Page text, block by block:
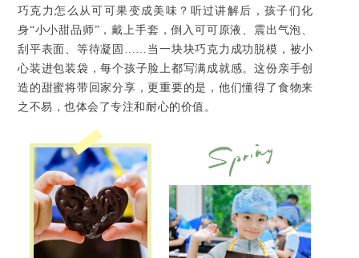
巧克力怎么从可可果变成美味？听过讲解后，孩子们化
身“小小甜品师”，戴上手套，倒入可可原液、震出气泡、
刮平表面、等待凝固……当一块块巧克力成功脱模，被小
心装进包装袋，每个孩子脸上都写满成就感。这份亲手创
造的甜蜜将带回家分享，更重要的是，他们懂得了食物来
之不易，也体会了专注和耐心的价值。